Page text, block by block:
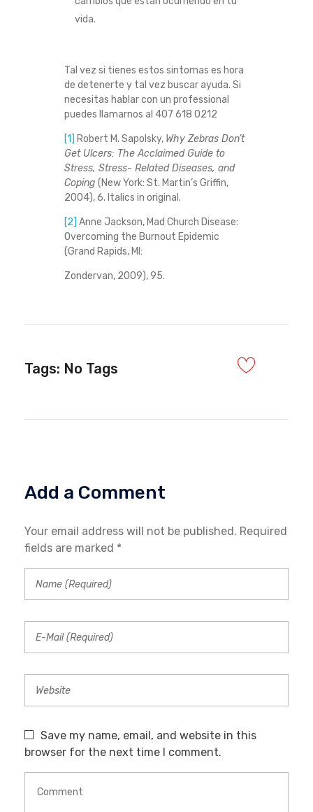
vida.
Tal vez si tienes estos sintomas es hora
de detenerte y tal vez buscar ayuda. Si
necesitas hablar con un professional
puedes llamarnos al 407 618 0212
[1] Robert M. Sapolsky, Why Zebras Don’t
Get Ulcers: The Acclaimed Guide to
Stress, Stress- Related Diseases, and
Coping (New York: St. Martin’s Griffin,
2004), 6. Italics in original.
[2] Anne Jackson, Mad Church Disease:
Overcoming the Burnout Epidemic
(Grand Rapids, MI:
Zondervan, 2009), 95.
Tags: No Tags
Add a Comment
Your email address will not be published. Required
fields are marked *
Save my name, email, and website in this
browser for the next time I comment.